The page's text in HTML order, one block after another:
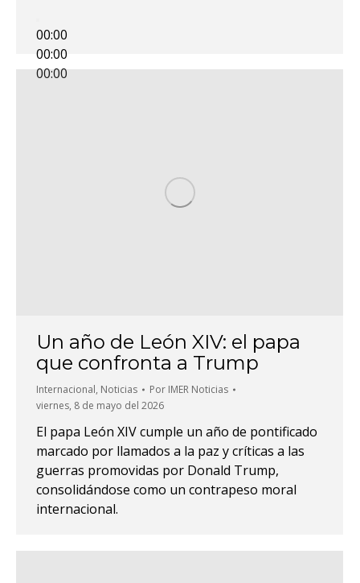
00:00
00:00
00:00
Un año de León XIV: el papa
que confronta a Trump
Internacional, Noticias Por IMER Noticias
viernes, 8 de mayo del 2026
El papa León XIV cumple un año de pontificado
marcado por llamados a la paz y críticas a las
guerras promovidas por Donald Trump,
consolidándose como un contrapeso moral
internacional.